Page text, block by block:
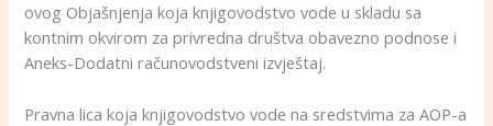
ovog Objašnjenja koja knjigovodstvo vode u skladu sa
kontnim okvirom za privredna društva obavezno podnose i
Aneks-Dodatni računovodstveni izvještaj.
Pravna lica koja knjigovodstvo vode na sredstvima za AOP-a